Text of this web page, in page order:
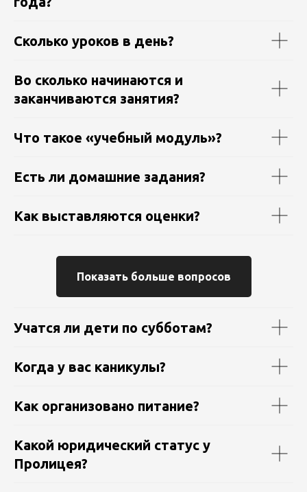
Сколько уроков в день?
Во сколько начинаются и
заканчиваются занятия?
Что такое «учебный модуль»?
Есть ли домашние задания?
Как выставляются оценки?
Показать больше вопросов
Учатся ли дети по субботам?
Когда у вас каникулы?
Как организовано питание?
Какой юридический статус у
Пролицея?